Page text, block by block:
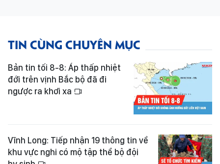
TIN CÙNG CHUYÊN MỤC
Bản tin tối 8-8: Áp thấp nhiệt
đới trên vịnh Bắc bộ đã đi
ngược ra khơi xa
Vĩnh Long: Tiếp nhận 19 thông tin về
khu vực nghi có mộ tập thể bộ đội